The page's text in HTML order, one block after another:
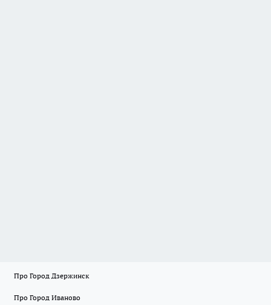
Про Город Дзержинск
Про Город Иваново